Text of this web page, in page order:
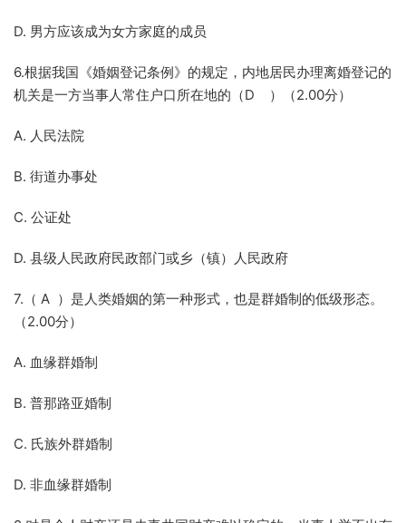
D. 男方应该成为女方家庭的成员
6.根据我国《婚姻登记条例》的规定，内地居民办理离婚登记的
机关是一方当事人常住户口所在地的（D ）（2.00分）
A. 人民法院
B. 街道办事处
C. 公证处
D. 县级人民政府民政部门或乡（镇）人民政府
7.（ A ）是人类婚姻的第一种形式，也是群婚制的低级形态。
（2.00分）
A. 血缘群婚制
B. 普那路亚婚制
C. 氏族外群婚制
D. 非血缘群婚制